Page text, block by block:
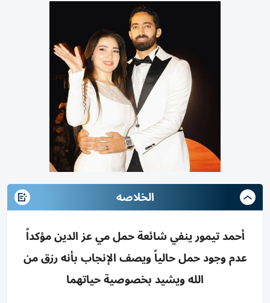
الخلاصه
أحمد تيمور ينفي شائعة حمل مي عز الدين مؤكداً
عدم وجود حمل حالياً ويصف الإنجاب بأنه رزق من
الله ويشيد بخصوصية حياتهما